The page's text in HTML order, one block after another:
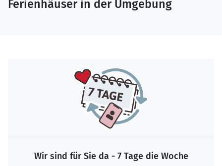
Ferienhäuser in der Umgebung
Wir sind für Sie da - 7 Tage die Woche